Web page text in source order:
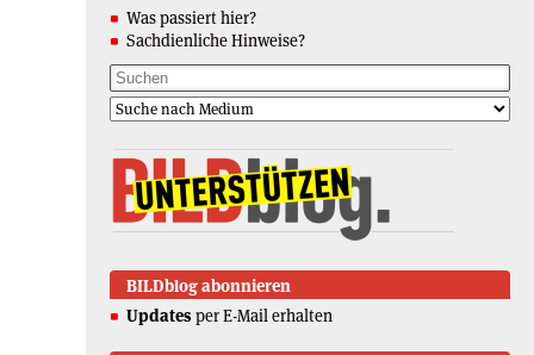
Was passiert hier?
Sachdienliche Hinweise?
BILDblog abonnieren
Updates per E-Mail erhalten